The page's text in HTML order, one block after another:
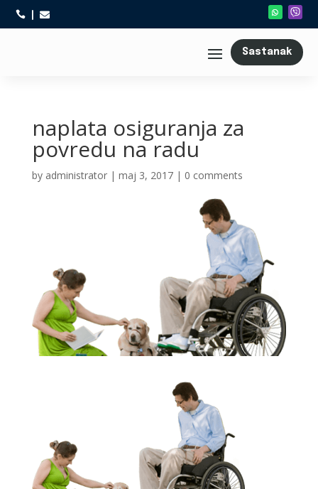
 
Sastanak
naplata osiguranja za
povredu na radu
by administrator| maj 3, 2017| 0 comments